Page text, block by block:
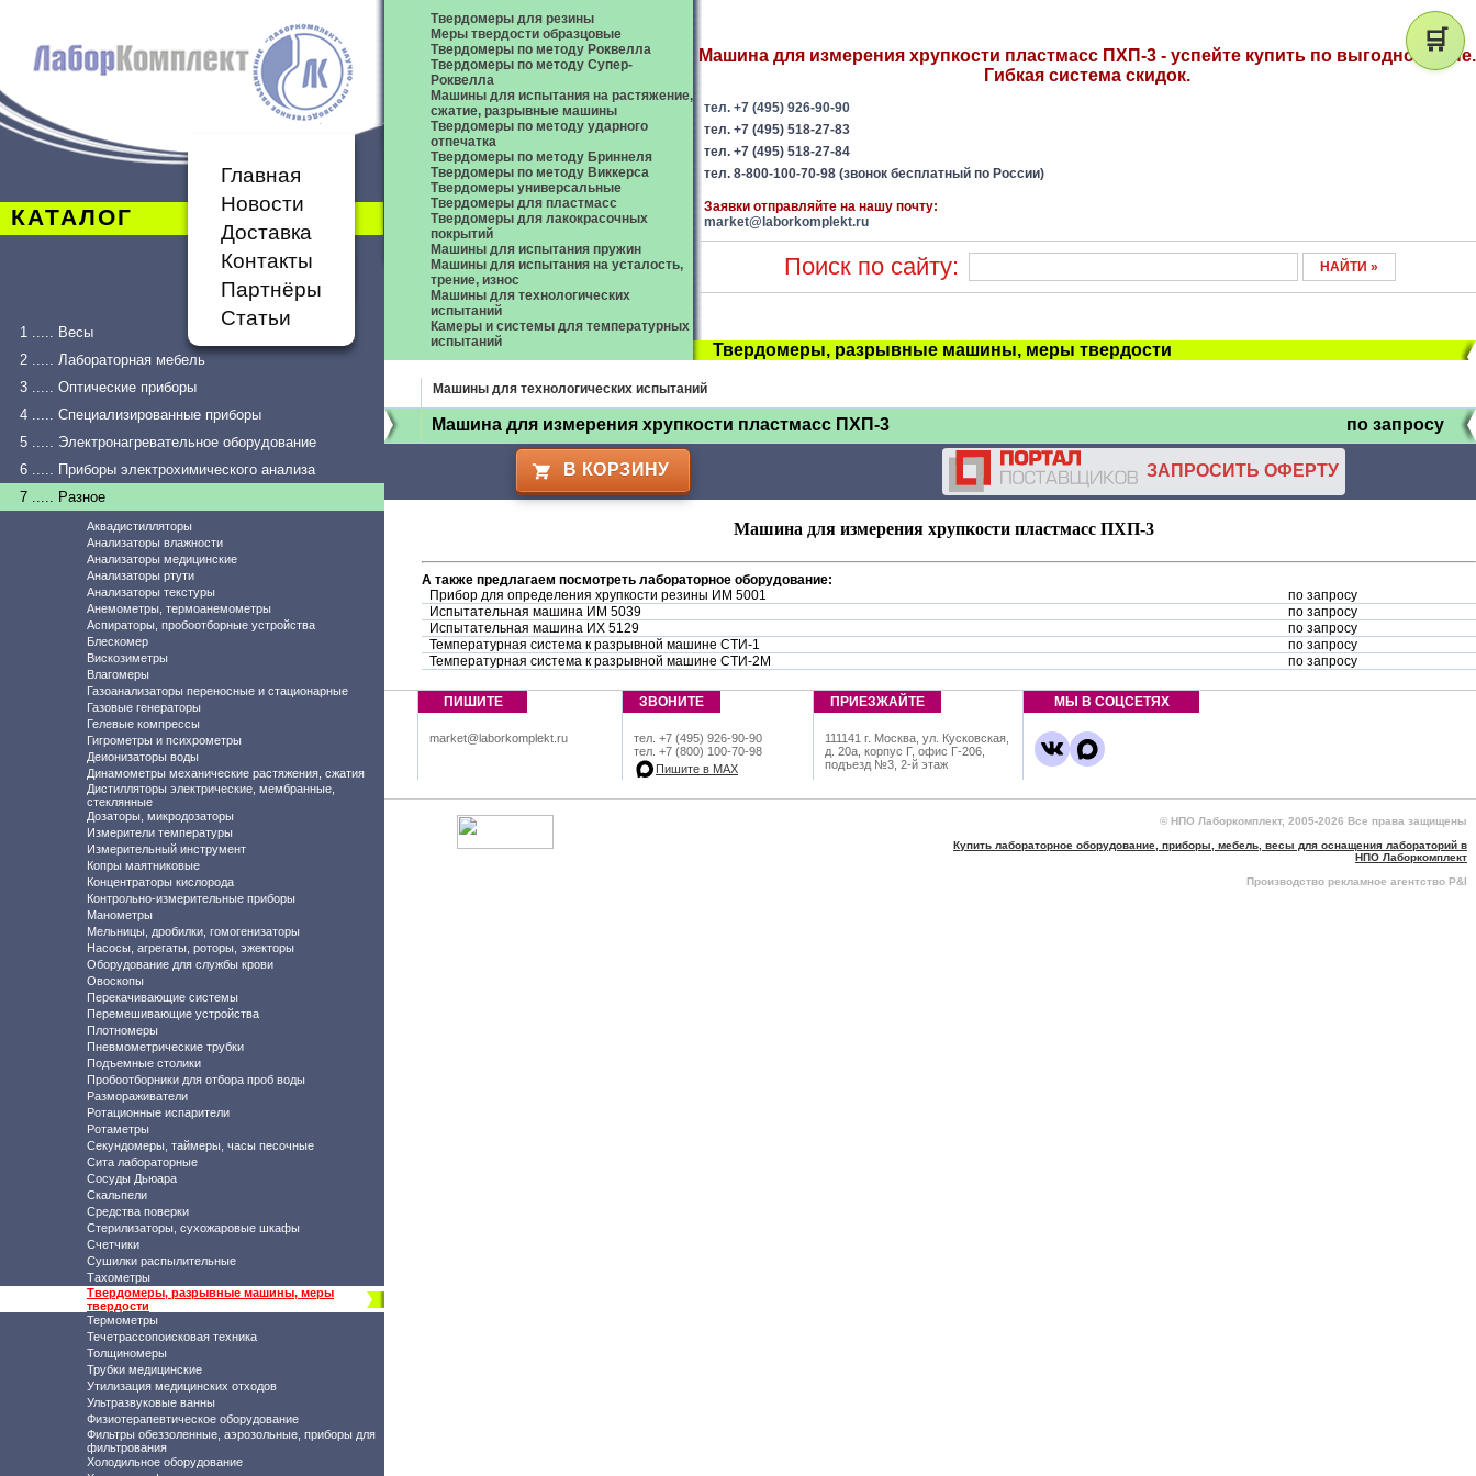
КАТАЛОГ
Главная
Новости
Доставка
Контакты
Партнёры
Статьи
1 ..... Весы
2 ..... Лабораторная мебель
3 ..... Оптические приборы
4 ..... Специализированные приборы
5 ..... Электронагревательное оборудование
6 ..... Приборы электрохимического анализа
7 ..... Разное
Аквадистилляторы
Анализаторы влажности
Анализаторы медицинские
Анализаторы ртути
Анализаторы текстуры
Анемометры, термоанемометры
Аспираторы, пробоотборные устройства
Блескомер
Вискозиметры
Влагомеры
Газоанализаторы переносные и стационарные
Газовые генераторы
Гелевые компрессы
Гигрометры и психрометры
Деионизаторы воды
Динамометры механические растяжения, сжатия
Дистилляторы электрические, мембранные,
стеклянные
Дозаторы, микродозаторы
Измерители температуры
Измерительный инструмент
Копры маятниковые
Концентраторы кислорода
Контрольно-измерительные приборы
Манометры
Мельницы, дробилки, гомогенизаторы
Насосы, агрегаты, роторы, эжекторы
Оборудование для службы крови
Овоскопы
Перекачивающие системы
Перемешивающие устройства
Плотномеры
Пневмометрические трубки
Подъемные столики
Пробоотборники для отбора проб воды
Размораживатели
Ротационные испарители
Ротаметры
Секундомеры, таймеры, часы песочные
Сита лабораторные
Сосуды Дьюара
Скальпели
Средства поверки
Стерилизаторы, сухожаровые шкафы
Счетчики
Сушилки распылительные
Тахометры
Твердомеры, разрывные машины, меры
твердости
Термометры
Течетрассопоисковая техника
Толщиномеры
Трубки медицинские
Утилизация медицинских отходов
Ультразвуковые ванны
Физиотерапевтическое оборудование
Фильтры обеззоленные, аэрозольные, приборы для
фильтрования
Холодильное оборудование
Твердомеры для резины
Меры твердости образцовые
Твердомеры по методу Роквелла
Твердомеры по методу Супер-
Роквелла
Машины для испытания на растяжение,
сжатие, разрывные машины
Твердомеры по методу ударного
отпечатка
Твердомеры по методу Бриннеля
Твердомеры по методу Виккерса
Твердомеры универсальные
Твердомеры для пластмасс
Твердомеры для лакокрасочных
покрытий
Машины для испытания пружин
Машины для испытания на усталость,
трение, износ
Машины для технологических
испытаний
Камеры и системы для температурных
испытаний
Машина для измерения хрупкости пластмасс ПХП-3 - успейте купить по выгодной цене.
Гибкая система скидок.
тел. +7 (495) 926-90-90
тел. +7 (495) 518-27-83
тел. +7 (495) 518-27-84
тел. 8-800-100-70-98 (звонок бесплатный по России)
Заявки отправляйте на нашу почту:
market@laborkomplekt.ru
Поиск по сайту:
Твердомеры, разрывные машины, меры твердости
Машины для технологических испытаний
Машина для измерения хрупкости пластмасс ПХП-3 по запросу
В КОРЗИНУ ЗАПРОСИТЬ ОФЕРТУ
Машина для измерения хрупкости пластмасс ПХП-3
А также предлагаем посмотреть лабораторное оборудование:
Прибор для определения хрупкости резины ИМ 5001
по запросу
Испытательная машина ИМ 5039
по запросу
Испытательная машина ИХ 5129
по запросу
Температурная система к разрывной машине СТИ-1
по запросу
Температурная система к разрывной машине СТИ-2М
по запросу
ПИШИТЕ
market@laborkomplekt.ru
ЗВОНИТЕ
тел. +7 (495) 926-90-90
тел. +7 (800) 100-70-98
Пишите в МАХ
ПРИЕЗЖАЙТЕ
111141 г. Москва, ул. Кусковская,
д. 20а, корпус Г, офис Г-206,
подъезд №3, 2-й этаж
МЫ В СОЦСЕТЯХ
© НПО Лаборкомплект, 2005-2026 Все права защищены
Купить лабораторное оборудование, приборы, мебель, весы для оснащения лабораторий в
НПО Лаборкомплект
Производство рекламное агентство P&I
🛒